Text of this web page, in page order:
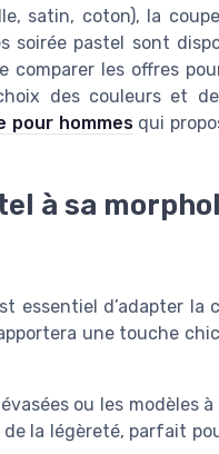
satin, coton), la
soirée pastel sont
comparer les offres
des couleurs et
pour hommesqui
à sa
essentiel d’adapter la
une touche
ou les modèles
la légèreté, parfait